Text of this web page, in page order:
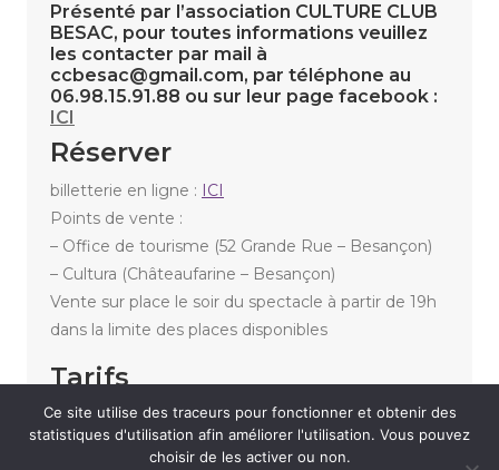
Présenté par l’association CULTURE CLUB
BESAC, pour toutes informations veuillez
les contacter par mail à
ccbesac@gmail.com, par téléphone au
06.98.15.91.88 ou sur leur page facebook :
ICI
Réserver
billetterie en ligne : ICI
Points de vente :
– Office de tourisme (52 Grande Rue – Besançon)
– Cultura (Châteaufarine – Besançon)
Vente sur place le soir du spectacle à partir de 19h
dans la limite des places disponibles
Tarifs
Tarif unique : 15,00 €
Ce site utilise des traceurs pour fonctionner et obtenir des
statistiques d'utilisation afin améliorer l'utilisation. Vous pouvez
choisir de les activer ou non.